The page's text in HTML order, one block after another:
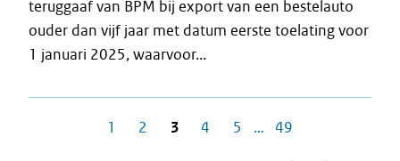
teruggaaf van BPM bij export van een bestelauto
ouder dan vijf jaar met datum eerste toelating voor
1 januari 2025, waarvoor...
1 2 3 4 5 … 49